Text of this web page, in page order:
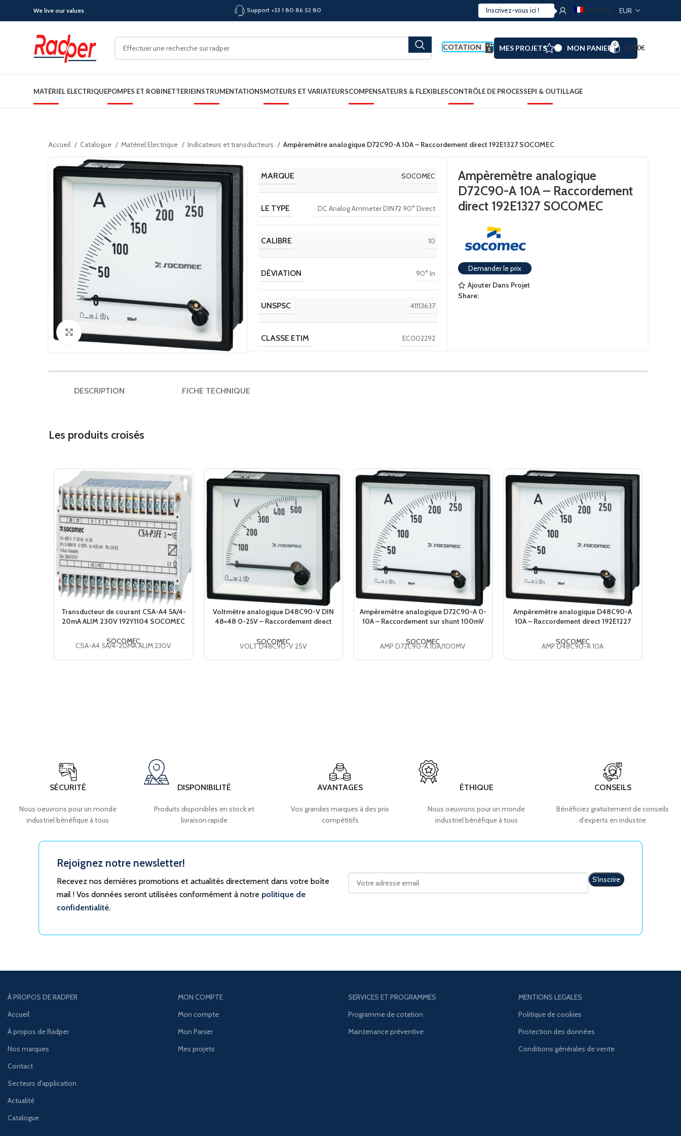
We live our values Support +33 1 80 86 52 80 FRANÇAIS
COTATION MES PROJETS MON PANIER 0 0.00€
MATÉRIEL ELECTRIQUEPOMPES ET ROBINETTERIEINSTRUMENTATIONSMOTEURS ET VARIATEURSCOMPENSATEURS & FLEXIBLESCONTRÔLE DE PROCESSEPI & OUTILLAGE
Accueil Catalogue Matériel Electrique Indicateurs et transducteurs Ampèremètre analogique D72C90-A 10A – Raccordement direct 192E1327 SOCOMEC
Click to enlarge
MARQUE SOCOMEC
LE TYPE DC Analog Ammeter DIN72 90° Direct
CALIBRE 10
DÉVIATION 90° In
UNSPSC 41113637
CLASSE ETIM EC002292
IGCC 6303
Ampèremètre analogique
D72C90-A 10A – Raccordement
direct 192E1327 SOCOMEC
Demander le prix
Ajouter Dans Projet
Share:
DESCRIPTION FICHE TECHNIQUE
Les produits croisés
Transducteur de courant CSA-A4 5A/4-
20mA ALIM 230V 192Y1104 SOCOMEC
SOCOMEC
CSA-A4 5A/4-20MA ALIM 230V
Voltmètre analogique D48C90-V DIN
48×48 0-25V – Raccordement direct
SOCOMEC
VOLT D48C90-V 25V
Ampèremètre analogique D72C90-A 0-
10A – Raccordement sur shunt 100mV
SOCOMEC
AMP D72C90-A 10A/100MV
Ampèremètre analogique D48C90-A
10A – Raccordement direct 192E1227
SOCOMEC
AMP D48C90-A 10A
SÉCURITÉ
Nous oeuvrons pour un monde
industriel bénéfique à tous
DISPONIBILITÉ
Produits disponibles en stock et
livraison rapide
AVANTAGES
Vos grandes marques à des prix
compétitifs
ÉTHIQUE
Nous oeuvrons pour un monde
industriel bénéfique à tous
CONSEILS
Bénéficiez gratuitement de conseils
d'experts en industrie
Rejoignez notre newsletter!
Recevez nos dernières promotions et actualités directement dans votre boîte
mail ! Vos données seront utilisées conformément à notre politique de
confidentialité.
À PROPOS DE RADPER
Accueil
À propos de Radper
Nos marques
Contact
Secteurs d'application
Actualité
Catalogue
MON COMPTE
Mon compte
Mon Panier
Mes projets
SERVICES ET PROGRAMMES
Programme de cotation
Maintenance préventive
MENTIONS LEGALES
Politique de cookies
Protection des données
Conditions générales de vente